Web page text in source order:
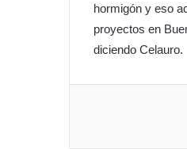
hormigón y eso
proyectos en
diciendo Celauro.